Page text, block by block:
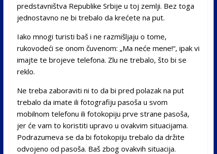
predstavništva Republike Srbije u toj zemlji. Bez toga
jednostavno ne bi trebalo da krećete na put.
Iako mnogi turisti baš i ne razmišljaju o tome,
rukovodeći se onom čuvenom: „Ma neće mene!“, ipak vi
imajte te brojeve telefona. Zlu ne trebalo, što bi se
reklo.
Ne treba zaboraviti ni to da bi pred polazak na put
trebalo da imate ili fotografiju pasoša u svom
mobilnom telefonu ili fotokopiju prve strane pasoša,
jer će vam to koristiti upravo u ovakvim situacijama.
Podrazumeva se da bi fotokopiju trebalo da držite
odvojeno od pasoša. Baš zbog ovakvih situacija.